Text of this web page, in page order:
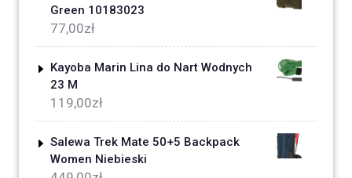
Green 10183023
77,00zł
Kayoba Marin Lina do Nart Wodnych
23 M
119,00zł
Salewa Trek Mate 50+5 Backpack
Women Niebieski